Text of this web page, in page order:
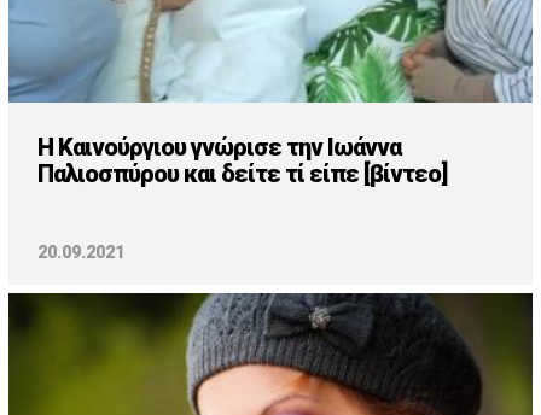
Η Καινούργιου γνώρισε την Ιωάννα
Παλιοσπύρου και δείτε τί είπε [βίντεο]
20.09.2021